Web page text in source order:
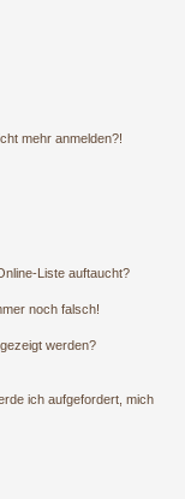
mehr anmelden?!
Liste auftaucht?
noch falsch!
werden?
ich aufgefordert, mich